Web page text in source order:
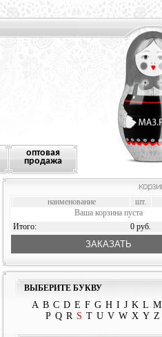
оптовая
продажа
наименование шт.
Ваша корзина пуста
Итого:
0 руб.
ЗАКАЗАТЬ
ВЫБЕРИТЕ БУКВУ
A B C D E F G H I J K L M
P Q R S T U V W X Y Z